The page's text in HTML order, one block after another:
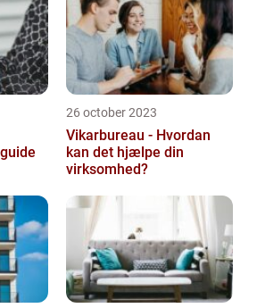
26 october 2023
Vikarbureau - Hvordan
kan det hjælpe din
virksomhed?